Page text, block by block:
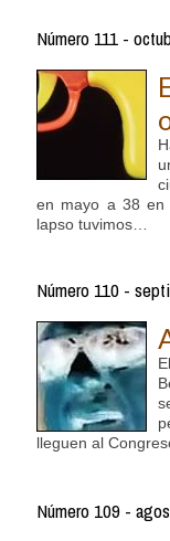
Número 111 -
en mayo a 38 en
lapso tuvimos…
Número 110 -
lleguen al
Número 109 -